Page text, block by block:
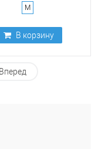
M
В корзину
Вперед